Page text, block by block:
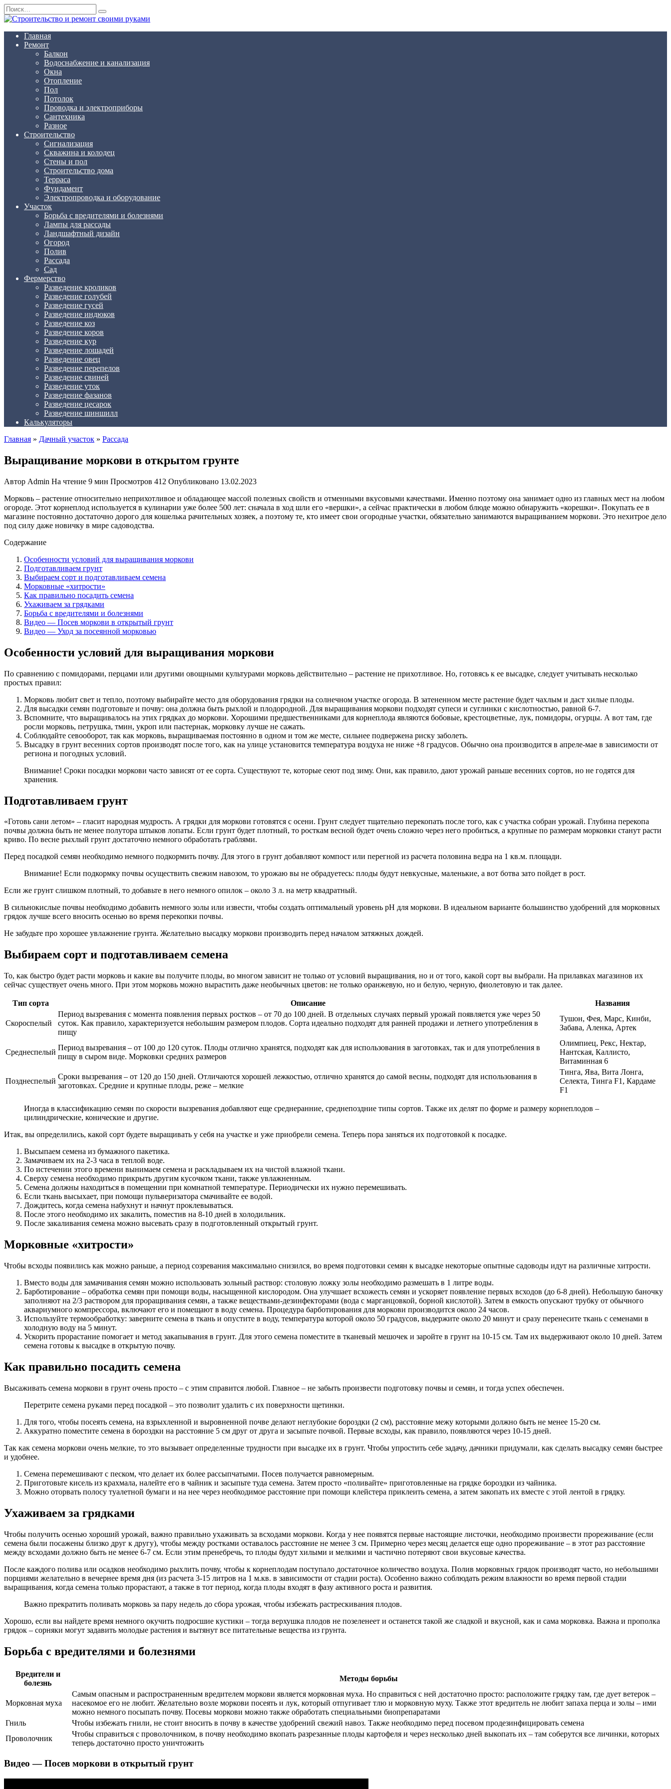
Перейти
к
содержанию
Search
for:
Главная
Ремонт
Балкон
Водоснабжение и канализация
Окна
Отопление
Пол
Потолок
Проводка и электроприборы
Сантехника
Разное
Строительство
Сигнализация
Скважина и колодец
Стены и пол
Строительство дома
Терраса
Фундамент
Электропроводка и оборудование
Участок
Борьба с вредителями и болезнями
Лампы для рассады
Ландшафтный дизайн
Огород
Полив
Рассада
Сад
Фермерство
Разведение кроликов
Разведение голубей
Разведение гусей
Разведение индюков
Разведение коз
Разведение коров
Разведение кур
Разведение лошадей
Разведение овец
Разведение перепелов
Разведение свиней
Разведение уток
Разведение фазанов
Разведение цесарок
Разведение шиншилл
Калькуляторы
Главная » Дачный участок » Рассада
Выращивание моркови в открытом грунте
Автор Admin На чтение 9 мин Просмотров 412 Опубликовано 13.02.2023
Морковь – растение относительно неприхотливое и обладающее массой полезных свойств и отменными вкусовыми качествами. Именно поэтому она занимает одно из главных мест на любом
огороде. Этот корнеплод используется в кулинарии уже более 500 лет: сначала в ход шли его «вершки», а сейчас практически в любом блюде можно обнаружить «корешки». Покупать ее в
магазине постоянно достаточно дорого для кошелька рачительных хозяек, а поэтому те, кто имеет свои огородные участки, обязательно занимаются выращиванием моркови. Это нехитрое дело
под силу даже новичку в мире садоводства.
Содержание
Особенности условий для выращивания моркови
Подготавливаем грунт
Выбираем сорт и подготавливаем семена
Морковные «хитрости»
Как правильно посадить семена
Ухаживаем за грядками
Борьба с вредителями и болезнями
Видео — Посев моркови в открытый грунт
Видео — Уход за посеянной морковью
Особенности условий для выращивания моркови
По сравнению с помидорами, перцами или другими овощными культурами морковь действительно – растение не прихотливое. Но, готовясь к ее высадке, следует учитывать несколько
простых правил:
Морковь любит свет и тепло, поэтому выбирайте место для оборудования грядки на солнечном участке огорода. В затененном месте растение будет чахлым и даст хилые плоды.
Для высадки семян подготовьте и почву: она должна быть рыхлой и плодородной. Для выращивания моркови подходят супеси и суглинки с кислотностью, равной 6-7.
Вспомните, что выращивалось на этих грядках до моркови. Хорошими предшественниками для корнеплода являются бобовые, крестоцветные, лук, помидоры, огурцы. А вот там, где
росли морковь, петрушка, тмин, укроп или пастернак, морковку лучше не сажать.
Соблюдайте севооборот, так как морковь, выращиваемая постоянно в одном и том же месте, сильнее подвержена риску заболеть.
Высадку в грунт весенних сортов производят после того, как на улице установится температура воздуха не ниже +8 градусов. Обычно она производится в апреле-мае в зависимости от
региона и погодных условий.
Внимание! Сроки посадки моркови часто зависят от ее сорта. Существуют те, которые сеют под зиму. Они, как правило, дают урожай раньше весенних сортов, но не годятся для
хранения.
Подготавливаем грунт
«Готовь сани летом» – гласит народная мудрость. А грядки для моркови готовятся с осени. Грунт следует тщательно перекопать после того, как с участка собран урожай. Глубина перекопа
почвы должна быть не менее полутора штыков лопаты. Если грунт будет плотный, то росткам весной будет очень сложно через него пробиться, а крупные по размерам морковки станут расти
криво. По весне рыхлый грунт достаточно немного обработать граблями.
Перед посадкой семян необходимо немного подкормить почву. Для этого в грунт добавляют компост или перегной из расчета половина ведра на 1 кв.м. площади.
Внимание! Если подкормку почвы осуществить свежим навозом, то урожаю вы не обрадуетесь: плоды будут невкусные, маленькие, а вот ботва зато пойдет в рост.
Если же грунт слишком плотный, то добавьте в него немного опилок – около 3 л. на метр квадратный.
В сильнокислые почвы необходимо добавить немного золы или извести, чтобы создать оптимальный уровень рН для моркови. В идеальном варианте большинство удобрений для морковных
грядок лучше всего вносить осенью во время перекопки почвы.
Не забудьте про хорошее увлажнение грунта. Желательно высадку моркови производить перед началом затяжных дождей.
Выбираем сорт и подготавливаем семена
То, как быстро будет расти морковь и какие вы получите плоды, во многом зависит не только от условий выращивания, но и от того, какой сорт вы выбрали. На прилавках магазинов их
сейчас существует очень много. При этом морковь можно вырастить даже необычных цветов: не только оранжевую, но и белую, черную, фиолетовую и так далее.
Тип сорта Описание Названия
Скороспелый
Период вызревания с момента появления первых ростков – от 70 до 100 дней. В отдельных случаях первый урожай появляется уже через 50
суток. Как правило, характеризуется небольшим размером плодов. Сорта идеально подходят для ранней продажи и летнего употребления в
пищу
Тушон, Фея, Марс, Кинби,
Забава, Аленка, Артек
Среднеспелый
Период вызревания – от 100 до 120 суток. Плоды отлично хранятся, подходят как для использования в заготовках, так и для употребления в
пищу в сыром виде. Морковки средних размеров
Олимпиец, Рекс, Нектар,
Нантская, Каллисто,
Витаминная 6
Позднеспелый
Сроки вызревания – от 120 до 150 дней. Отличаются хорошей лежкостью, отлично хранятся до самой весны, подходят для использования в
заготовках. Средние и крупные плоды, реже – мелкие
Тинга, Ява, Вита Лонга,
Селекта, Тинга F1, Кардаме
F1
Иногда в классификацию семян по скорости вызревания добавляют еще среднеранние, среднепоздние типы сортов. Также их делят по форме и размеру корнеплодов –
цилиндрические, конические и другие.
Итак, вы определились, какой сорт будете выращивать у себя на участке и уже приобрели семена. Теперь пора заняться их подготовкой к посадке.
Высыпаем семена из бумажного пакетика.
Замачиваем их на 2-3 часа в теплой воде.
По истечении этого времени вынимаем семена и раскладываем их на чистой влажной ткани.
Сверху семена необходимо прикрыть другим кусочком ткани, также увлажненным.
Семена должны находиться в помещении при комнатной температуре. Периодически их нужно перемешивать.
Если ткань высыхает, при помощи пульверизатора смачивайте ее водой.
Дождитесь, когда семена набухнут и начнут проклевываться.
После этого необходимо их закалить, поместив на 8-10 дней в холодильник.
После закаливания семена можно высевать сразу в подготовленный открытый грунт.
Морковные «хитрости»
Чтобы всходы появились как можно раньше, а период созревания максимально снизился, во время подготовки семян к высадке некоторые опытные садоводы идут на различные хитрости.
Вместо воды для замачивания семян можно использовать зольный раствор: столовую ложку золы необходимо размешать в 1 литре воды.
Барботирование – обработка семян при помощи воды, насыщенной кислородом. Она улучшает всхожесть семян и ускоряет появление первых всходов (до 6-8 дней). Небольшую баночку
заполняют на 2/3 раствором для проращивания семян, а также веществами-дезинфекторами (вода с марганцовкой, борной кислотой). Затем в емкость опускают трубку от обычного
аквариумного компрессора, включают его и помещают в воду семена. Процедура барботирования для моркови производится около 24 часов.
Используйте термообработку: заверните семена в ткань и опустите в воду, температура которой около 50 градусов, выдержите около 20 минут и сразу перенесите ткань с семенами в
холодную воду на 5 минут.
Ускорить прорастание помогает и метод закапывания в грунт. Для этого семена поместите в тканевый мешочек и заройте в грунт на 10-15 см. Там их выдерживают около 10 дней. Затем
семена готовы к высадке в открытую почву.
Как правильно посадить семена
Высаживать семена моркови в грунт очень просто – с этим справится любой. Главное – не забыть произвести подготовку почвы и семян, и тогда успех обеспечен.
Перетрите семена руками перед посадкой – это позволит удалить с их поверхности щетинки.
Для того, чтобы посеять семена, на взрыхленной и выровненной почве делают неглубокие бороздки (2 см), расстояние межу которыми должно быть не менее 15-20 см.
Аккуратно поместите семена в бороздки на расстояние 5 см друг от друга и засыпьте почвой. Первые всходы, как правило, появляются через 10-15 дней.
Так как семена моркови очень мелкие, то это вызывает определенные трудности при высадке их в грунт. Чтобы упростить себе задачу, дачники придумали, как сделать высадку семян быстрее
и удобнее.
Семена перемешивают с песком, что делает их более рассыпчатыми. Посев получается равномерным.
Приготовьте кисель из крахмала, налейте его в чайник и засыпьте туда семена. Затем просто «поливайте» приготовленные на грядке бороздки из чайника.
Можно оторвать полосу туалетной бумаги и на нее через необходимое расстояние при помощи клейстера приклеить семена, а затем закопать их вместе с этой лентой в грядку.
Ухаживаем за грядками
Чтобы получить осенью хороший урожай, важно правильно ухаживать за всходами моркови. Когда у нее появятся первые настоящие листочки, необходимо произвести прореживание (если
семена были посажены близко друг к другу), чтобы между ростками оставалось расстояние не менее 3 см. Примерно через месяц делается еще одно прореживание – в этот раз расстояние
между всходами должно быть не менее 6-7 см. Если этим пренебречь, то плоды будут хилыми и мелкими и частично потеряют свои вкусовые качества.
После каждого полива или осадков необходимо рыхлить почву, чтобы к корнеплодам поступало достаточное количество воздуха. Полив морковных грядок производят часто, но небольшими
порциями желательно в вечернее время дня (из расчета 3-15 литров на 1 м.кв. в зависимости от стадии роста). Особенно важно соблюдать режим влажности во время первой стадии
выращивания, когда семена только прорастают, а также в тот период, когда плоды входят в фазу активного роста и развития.
Важно прекратить поливать морковь за пару недель до сбора урожая, чтобы избежать растрескивания плодов.
Хорошо, если вы найдете время немного окучить подросшие кустики – тогда верхушка плодов не позеленеет и останется такой же сладкой и вкусной, как и сама морковка. Важна и прополка
грядок – сорняки могут задавить молодые растения и вытянут все питательные вещества из грунта.
Борьба с вредителями и болезнями
Вредители и
болезнь
Методы борьбы
Морковная муха
Самым опасным и распространенным вредителем моркови является морковная муха. Но справиться с ней достаточно просто: расположите грядку там, где дует ветерок –
насекомое его не любит. Желательно возле моркови посеять и лук, который отпугивает тлю и морковную муху. Также этот вредитель не любит запаха перца и золы – ими
можно немного посыпать почву. Посевы моркови можно также обработать специальными биопрепаратами
Гниль
Чтобы избежать гнили, не стоит вносить в почву в качестве удобрений свежий навоз. Также необходимо перед посевом продезинфицировать семена
Проволочник
Чтобы справиться с проволочником, в почву необходимо вкопать разрезанные плоды картофеля и через несколько дней выкопать их – там соберутся все личинки, которых
теперь достаточно просто уничтожить
Видео — Посев моркови в открытый грунт